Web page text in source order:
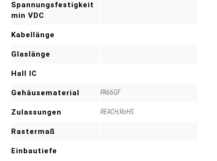
Spannungsfestigkeit
min VDC
Kabellänge
Glaslänge
Hall IC
Gehäusematerial PA66GF
Zulassungen REACH;RoHS
Rastermaß
Einbautiefe